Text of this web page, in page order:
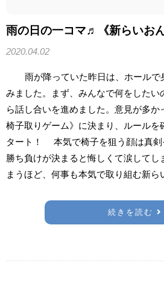
雨の日の一コマ♬《新らいおん
2020.04.02
雨が降っていた昨日は、ホールで
みました。まず、みんなで何をしたい
ら話し合いを進めました。意見が多か
椅子取りゲーム》に決まり、ルールを
タート！ 本気で椅子を狙う顔は真剣
勝ち負けが決まると悔しくて涙してし
まうほど、何事も本気で取り組む新ら
続きを読む